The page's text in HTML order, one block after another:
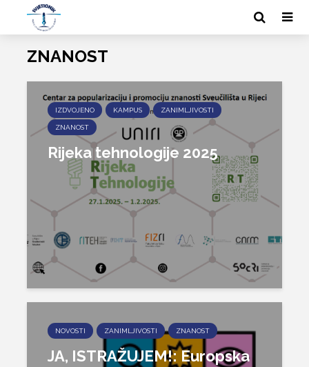
ZNANOST
IZDVOJENO KAMPUS ZANIMLJIVOSTI
ZNANOST
Rijeka tehnologije 2025
NOVOSTI ZANIMLJIVOSTI ZNANOST
JA, ISTRAŽUJEM!: Europska